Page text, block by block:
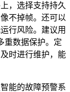
，选择支持持久
不掉帧。还可以
行风险。建议用
重数据保护。定
时进行维护，能
能的故障预警系